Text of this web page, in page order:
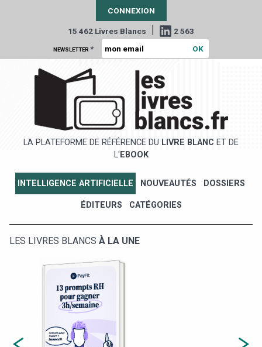
CONNEXION
15 462 Livres Blancs | 2 563
NEWSLETTER *
LA PLATEFORME DE RÉFÉRENCE DU LIVRE BLANC ET DE
L' EBOOK
INTELLIGENCE ARTIFICIELLE NOUVEAUTÉS DOSSIERS
ÉDITEURS CATÉGORIES
LES LIVRES BLANCS À LA UNE